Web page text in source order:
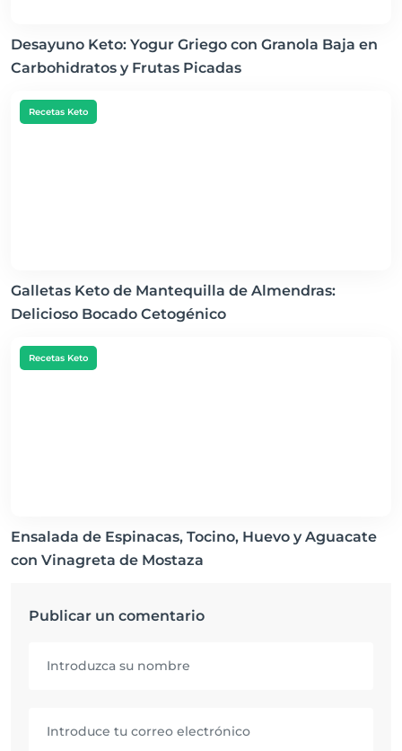
Desayuno Keto: Yogur Griego con Granola Baja en
Carbohidratos y Frutas Picadas
Recetas Keto
Galletas Keto de Mantequilla de Almendras:
Delicioso Bocado Cetogénico
Recetas Keto
Ensalada de Espinacas, Tocino, Huevo y Aguacate
con Vinagreta de Mostaza
Publicar un comentario